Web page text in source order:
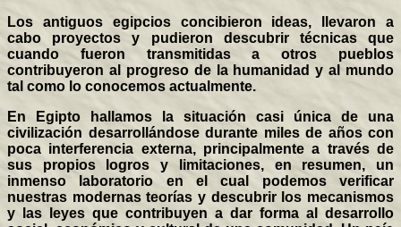
Los antiguos egipcios concibieron ideas, llevaron a
cabo proyectos y pudieron descubrir técnicas que
cuando fueron transmitidas a otros pueblos
contribuyeron al progreso de la humanidad y al mundo
tal como lo conocemos actualmente.
En Egipto hallamos la situación casi única de una
civilización desarrollándose durante miles de años con
poca interferencia externa, principalmente a través de
sus propios logros y limitaciones, en resumen, un
inmenso laboratorio en el cual podemos verificar
nuestras modernas teorías y descubrir los mecanismos
y las leyes que contribuyen a dar forma al desarrollo